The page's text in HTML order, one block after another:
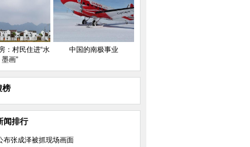
：村民住进“水
墨画”
中国的南极事业
榜
闻排行
布张成泽被抓现场画面